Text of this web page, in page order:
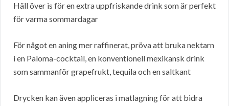
Häll över is för en extra uppfriskande drink som är perfekt
för varma sommardagar
För något en aning mer raffinerat, pröva att bruka nektarn
i en Paloma-cocktail, en konventionell mexikansk drink
som sammanför grapefrukt, tequila och en saltkant
Drycken kan även appliceras i matlagning för att bidra